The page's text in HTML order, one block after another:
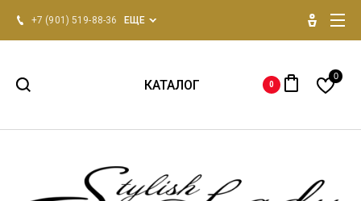
+7 (901) 519-88-36 ЕЩЕ
КАТАЛОГ
Для женщин
0
0